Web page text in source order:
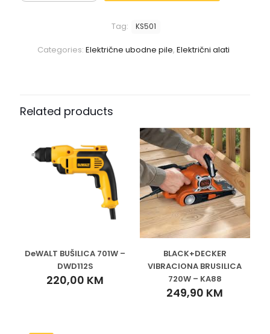
Categories: Električne ubodne pile, Električni alati
Tag: KS501
Related products
DeWALT BUŠILICA 701W –
DWD112S
220,00 KM
BLACK+DECKER
VIBRACIONA BRUSILICA
720W – KA88
249,90 KM